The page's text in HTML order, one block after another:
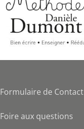
Formulaire de Contact
Foire aux questions